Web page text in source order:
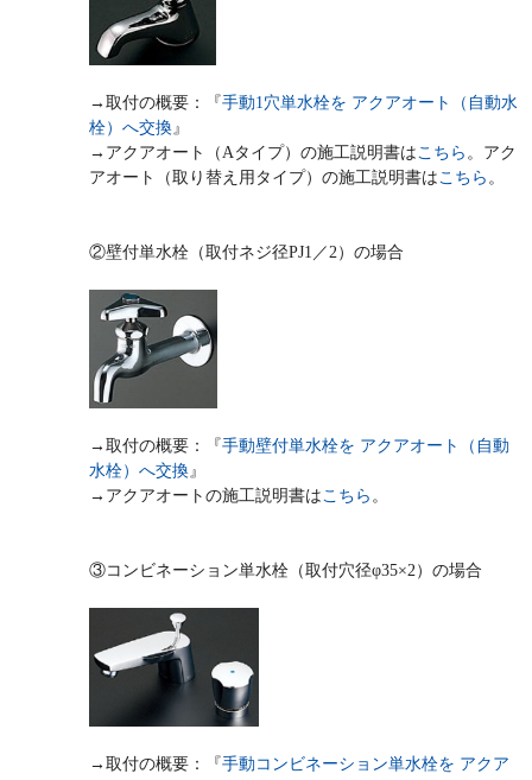
→取付の概要：『手動1穴単水栓を アクアオート（自動水
栓）へ交換』
→アクアオート（Aタイプ）の施工説明書はこちら 。アク
アオート（取り替え用タイプ）の施工説明書はこちら 。
②壁付単水栓（取付ネジ径PJ1／2）の場合
→取付の概要：『手動壁付単水栓を アクアオート（自動
水栓）へ交換』
→アクアオートの施工説明書はこちら 。
③コンビネーション単水栓（取付穴径φ35×2）の場合
→取付の概要：『手動コンビネーション単水栓を アクア